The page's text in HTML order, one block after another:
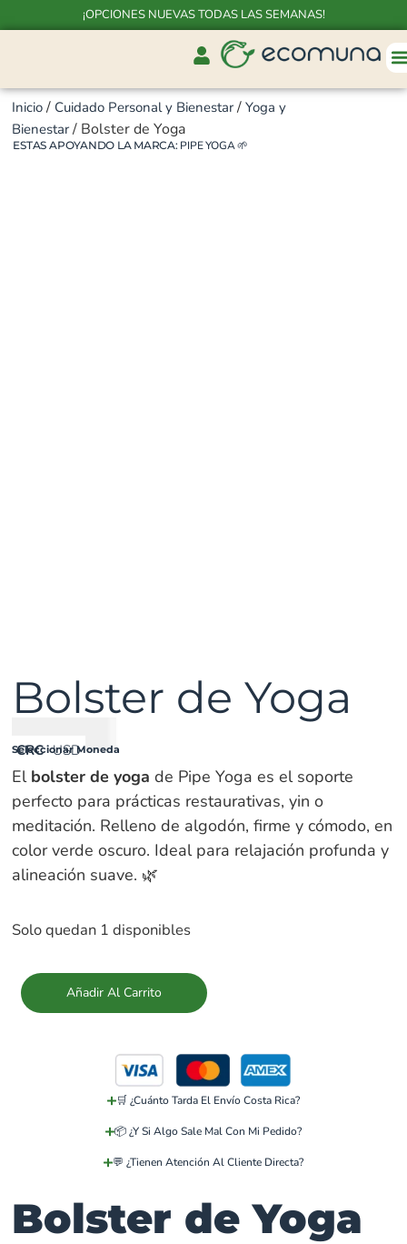
¡OPCIONES NUEVAS TODAS LAS SEMANAS!
Inicio / Cuidado Personal y Bienestar /Yoga y
Bienestar / Bolster de Yoga
ESTAS APOYANDO LA MARCA: PIPE YOGA🌱
Bolster de Yoga
CRC USD
Seleccionar Moneda
El bolster de yoga de Pipe Yoga es el soporte
perfecto para prácticas restaurativas, yin o
meditación. Relleno de algodón, firme y cómodo, en
color verde oscuro. Ideal para relajación profunda y
alineación suave. 🌿
Solo quedan 1 disponibles
Añadir Al Carrito
🛒 ¿Cuánto Tarda El Envío Costa Rica?
📦 ¿Y Si Algo Sale Mal Con Mi Pedido?
💬 ¿Tienen Atención Al Cliente Directa?
Bolster de Yoga